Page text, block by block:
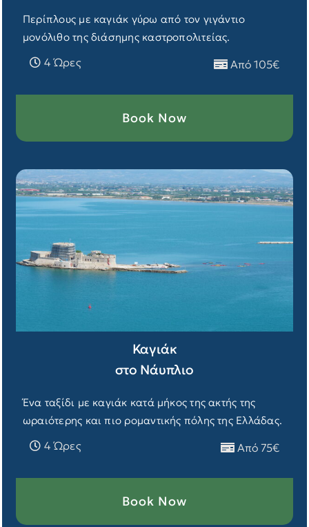
Περίπλους με καγιάκ γύρω από τον γιγάντιο
μονόλιθο της διάσημης καστροπολιτείας.
4 Ώρες Από 105€
Book Now
Καγιάκ
στο Νάυπλιο
Ένα ταξίδι με καγιάκ κατά μήκος της ακτής της
ωραιότερης και πιο ρομαντικής πόλης της Ελλάδας.
4 Ώρες Από 75€
Book Now